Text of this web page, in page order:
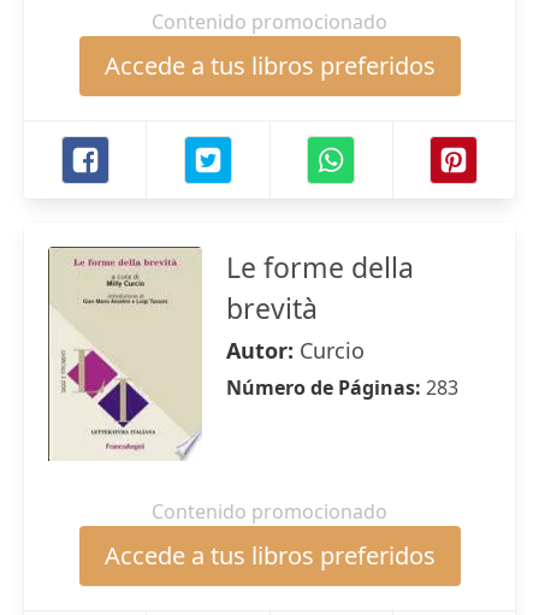
Contenido promocionado
Accede a tus libros preferidos
Le forme della
brevità
Autor: Curcio
Número de Páginas: 283
Contenido promocionado
Accede a tus libros preferidos